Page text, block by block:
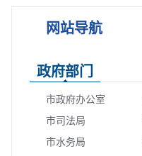
网站导航
政府部门
市政府办公室
市司法局
市水务局